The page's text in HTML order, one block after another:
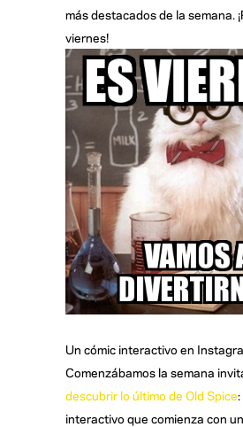
más destacados de la semana.
viernes!
Un cómic interactivo en
Comenzábamos la semana
descubrir lo último de Old Spice
interactivo que comienza con